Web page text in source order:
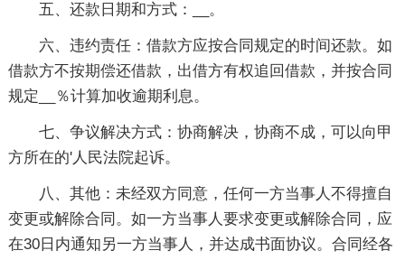
五、还款日期和方式：__。
六、违约责任：借款方应按合同规定的时间还款。如
借款方不按期偿还借款，出借方有权追回借款，并按合同
规定__％计算加收逾期利息。
七、争议解决方式：协商解决，协商不成，可以向甲
方所在的'人民法院起诉。
八、其他：未经双方同意，任何一方当事人不得擅自
变更或解除合同。如一方当事人要求变更或解除合同，应
在30日内通知另一方当事人，并达成书面协议。合同经各